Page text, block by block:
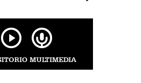
MULTIMEDIA